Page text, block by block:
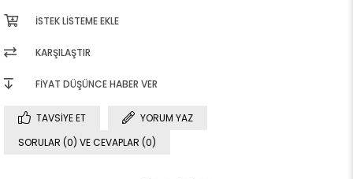
İSTEK LISTEME EKLE
KARŞILAŞTIR
FIYAT DÜŞÜNCE HABER VER
TAVSIYE ET
YORUM YAZ
SORULAR (0) VE CEVAPLAR (0)